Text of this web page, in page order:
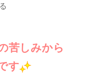
苦しみから
す